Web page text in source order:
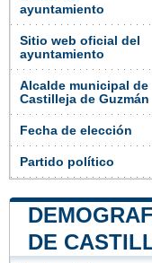
ayuntamiento
Sitio web oficial del
ayuntamiento
Alcalde municipal de
Castilleja de Guzmán
Fecha de elección
Partido político
DE